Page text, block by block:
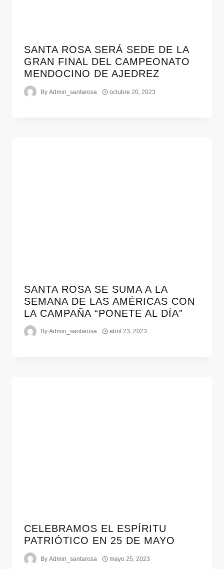
SANTA ROSA SERÁ SEDE DE LA
GRAN FINAL DEL CAMPEONATO
MENDOCINO DE AJEDREZ
By Admin_santarosa octubre 20, 2023
SANTA ROSA SE SUMA A LA
SEMANA DE LAS AMÉRICAS CON
LA CAMPAÑA “PONETE AL DÍA”
By Admin_santarosa abril 23, 2023
CELEBRAMOS EL ESPÍRITU
PATRIÓTICO EN 25 DE MAYO
By Admin_santarosa mayo 25, 2023